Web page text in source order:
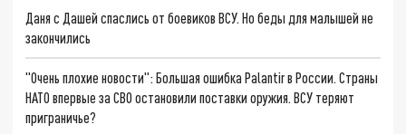
Даня с Дашей спаслись от боевиков ВСУ. Но беды для малышей не
закончились
"Очень плохие новости": Большая ошибка Palantir в России. Страны
НАТО впервые за СВО остановили поставки оружия. ВСУ теряют
приграничье?